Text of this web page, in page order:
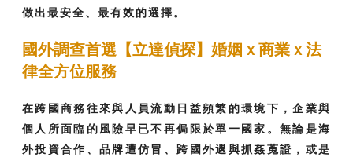
做出最安全、最有效的選擇。
國外調查首選【立達偵探】婚姻ｘ商業ｘ法
律全方位服務
在跨國商務往來與人員流動日益頻繁的環境下，企業與
個人所面臨的風險早已不再侷限於單一國家。無論是海
外投資合作、品牌遭仿冒、跨國外遇與抓姦蒐證，或是